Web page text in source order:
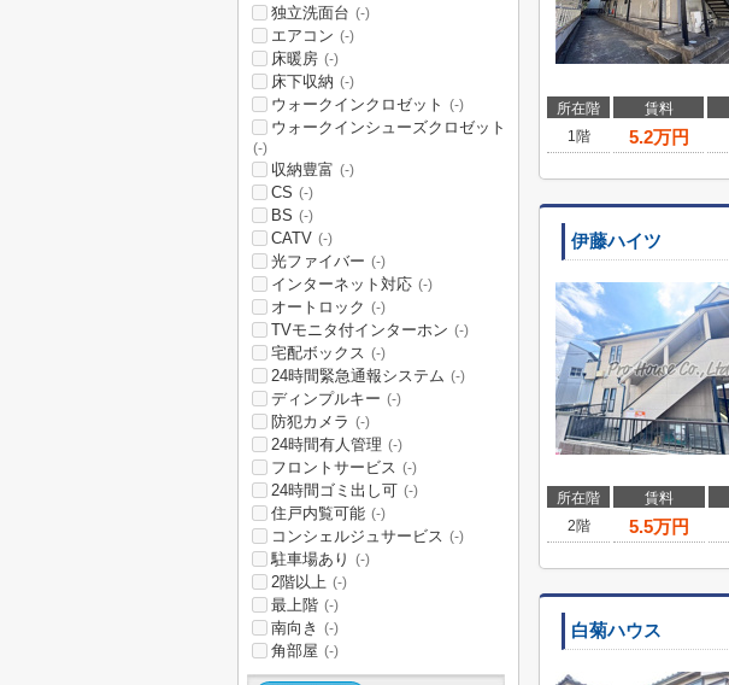
所在階 賃料
1階
5.2万円
伊藤ハイツ
所在階 賃料
2階
5.5万円
白菊ハウス
独立洗面台 (-)
エアコン (-)
床暖房 (-)
床下収納 (-)
ウォークインクロゼット (-)
ウォークインシューズクロゼット
(-)
収納豊富 (-)
CS (-)
BS (-)
CATV (-)
光ファイバー (-)
インターネット対応 (-)
オートロック (-)
TVモニタ付インターホン (-)
宅配ボックス (-)
24時間緊急通報システム (-)
ディンプルキー (-)
防犯カメラ (-)
24時間有人管理 (-)
フロントサービス (-)
24時間ゴミ出し可 (-)
住戸内覧可能 (-)
コンシェルジュサービス (-)
駐車場あり (-)
2階以上 (-)
最上階 (-)
南向き (-)
角部屋 (-)